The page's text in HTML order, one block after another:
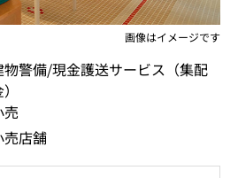
画像はイメージです
物警備/現金護送サービス（集配
売
売店舗